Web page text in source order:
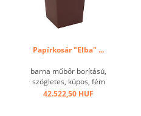
Papírkosár "Elba" ...
barna műbőr borítású,
szögletes, kúpos, fém
betéttel ...
42.522,50 HUF